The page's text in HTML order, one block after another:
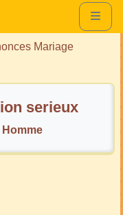
Mariage
serieux